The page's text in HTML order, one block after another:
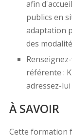
afin
publics en
adaptation
des
référente :
adressez-
À SAVOIR
Cette formation